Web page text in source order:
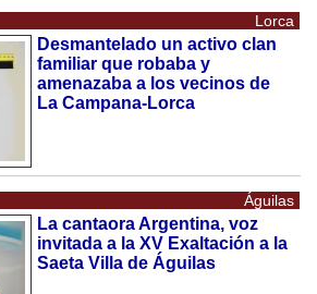
Lorca
Desmantelado un activo clan
familiar que robaba y
amenazaba a los vecinos de
La Campana-Lorca
Águilas
La cantaora Argentina, voz
invitada a la XV Exaltación a la
Saeta Villa de Águilas